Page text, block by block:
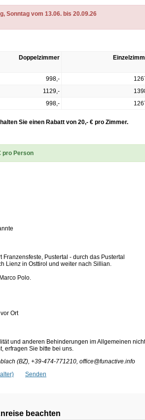
Sonntag vom 13.06. bis 20.09.26
Doppelzimmer
998,-
1129,-
998,-
Sie einen Rabatt von 20,- € pro Zimmer.
pro Person
Pustertal - durch das Pustertal
Lienz in Osttirol und weiter nach Sillian.
Polo.
Ort
und anderen Behinderungen im Allgemeinen nicht
erfragen Sie bitte bei uns.
(BZ), +39-474-771210, office@funactive.info
Senden
beachten